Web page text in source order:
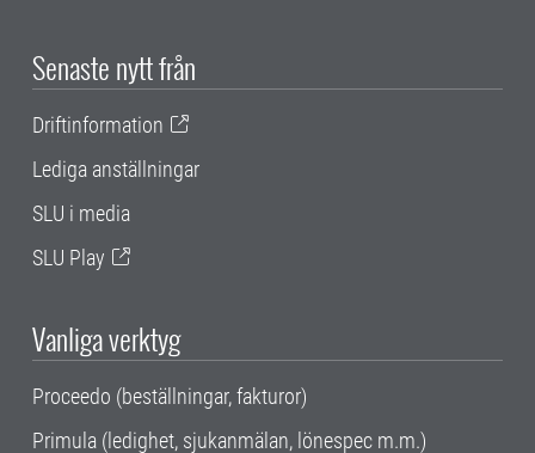
Senaste nytt från
Driftinformation
Lediga anställningar
SLU i media
SLU Play
Vanliga verktyg
Proceedo (beställningar, fakturor)
Primula (ledighet, sjukanmälan, lönespec m.m.)